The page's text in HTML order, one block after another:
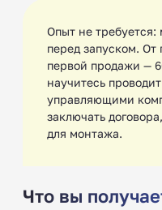
Опыт не
перед запуском. От
первой продажи —
научитесь
управляющими
заключать
для монтажа.
Что вы